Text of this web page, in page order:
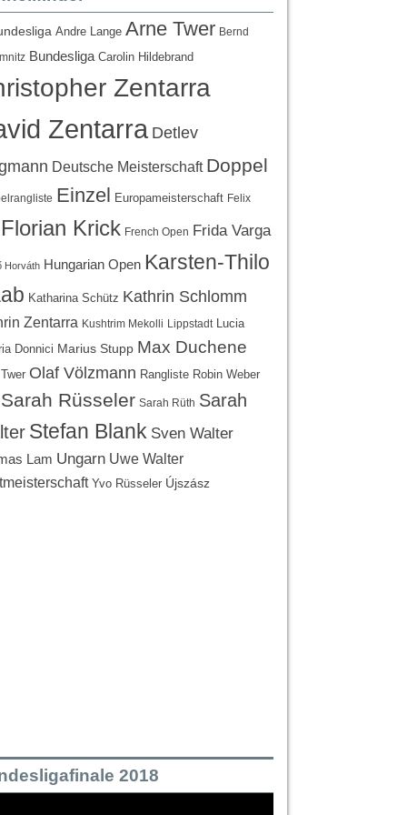
Andre Lange Arne Twer Bernd
Bundesliga Carolin Hildebrand
Zentarra
Zentarra Detlev
Deutsche Meisterschaft Doppel
Einzel Europameisterschaft Felix
Florian Krick French Open Frida Varga
Horváth Hungarian Open Karsten-Thilo
Katharina Schütz Kathrin Schlomm
Zentarra Kushtrim Mekolli Lippstadt
Lucia
Donnici Marius Stupp Max Duchene
Olaf Völzmann Rangliste Robin Weber
Sarah Rüsseler Sarah Rüth Sarah
Stefan Blank Sven Walter
Lam Ungarn Uwe Walter
Yvo Rüsseler Újszász
2018